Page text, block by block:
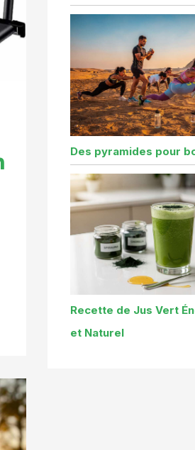
Des pyramides pour
Recette de Jus Vert
et Naturel